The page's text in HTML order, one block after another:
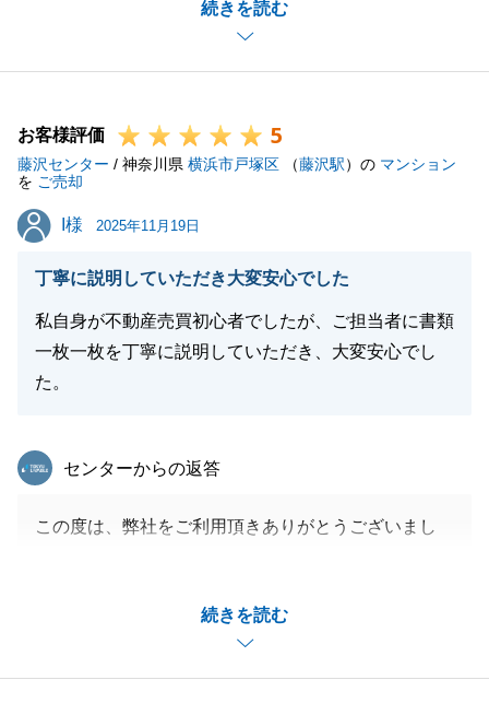
続きを読む
グでご売却ができ、私もうれしく思います。
K様の多大なサポートに感謝しております。
今度、不動産に関するお困りごとがございましたら、
今後ともよろしくお願いいたします。
お客様評価 5
藤沢センター / 神奈川県 横浜市戸塚区 （藤沢駅）の マンション
を ご売却
I様
I様 2025年11月19日
丁寧に説明していただき大変安心でした
私自身が不動産売買初心者でしたが、ご担当者に書類
一枚一枚を丁寧に説明していただき、大変安心でし
た。
続きを読む
東急リバブル
センターからの返答
この度は、弊社をご利用頂きありがとうございまし
たと存じますが、弊社へご売却をお任せいただいたこ
とを大変嬉しく思います。
リフォーム後、再度販売活動を行いますが、是非良い